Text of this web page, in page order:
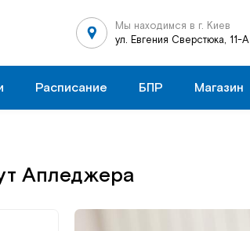
Мы находимся в г. Киев
ул. Евгения Сверстюка, 11-А
Расписание БПР Магазин
Апледжера